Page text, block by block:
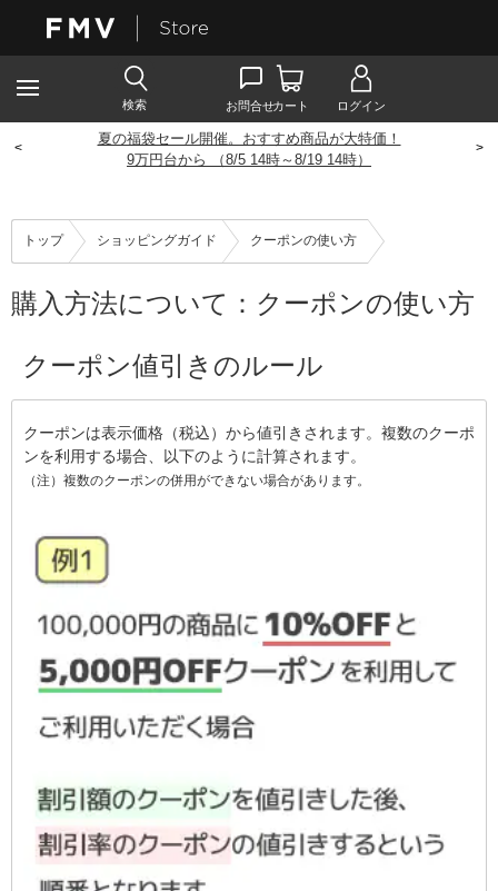
夏の福袋セール開催。おすすめ商品が大特価！
9万円台から （8/5 14時～8/19 14時）
< >
トップ ショッピングガイド クーポンの使い方
購入方法について：クーポンの使い方
クーポン値引きのルール
クーポンは表示価格（税込）から値引きされます。複数のクーポ
ンを利用する場合、以下のように計算されます。
（注）複数のクーポンの併用ができない場合があります。